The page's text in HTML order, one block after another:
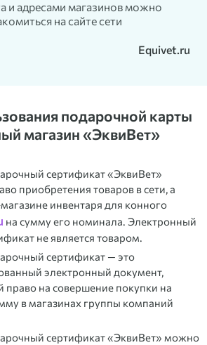
и адресами магазинов можно
на сайте сети
Equivet.ru
подарочной карты
магазин «ЭквиВет»
сертификат «ЭквиВет»
приобретения товаров в сети, а
инвентаря для конного
на сумму его номинала. Электронный
не является товаром.
сертификат — это
электронный документ,
на совершение покупки на
в магазинах группы компаний
сертификат «ЭквиВет» можно